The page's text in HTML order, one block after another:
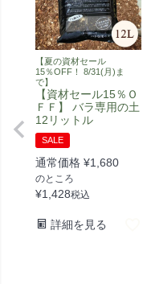
【夏の資材セール
15％OFF！ 8/31(月)ま
で】
【資材セール15％Ｏ
ＦＦ】 バラ専用の土
12リットル
SALE
通常価格 ¥1,680
のところ
¥1,428税込
詳細を見る